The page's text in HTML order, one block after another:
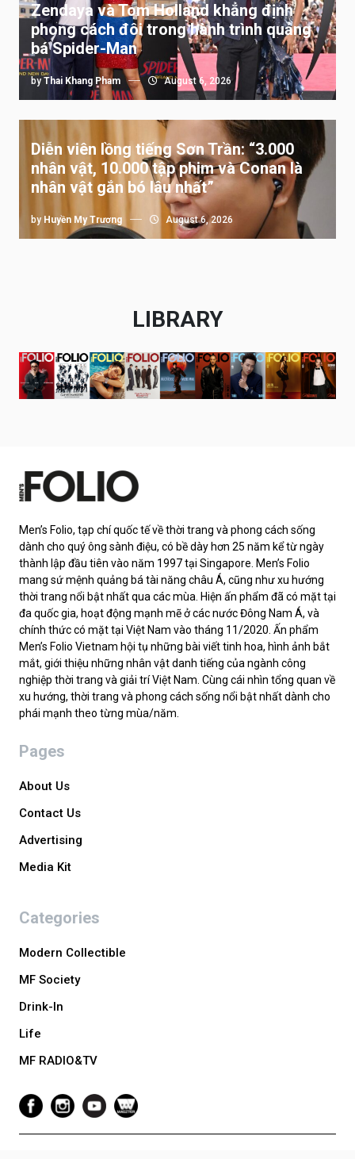
Zendaya và Tom Holland khẳng định
phong cách đôi trong hành trình quảng
bá Spider-Man
by Thai Khang Pham August 6, 2026
Diễn viên lồng tiếng Sơn Trần: “3.000
nhân vật, 10.000 tập phim và Conan là
nhân vật gắn bó lâu nhất”
by Huyền My Trương August 6, 2026
LIBRARY
Men’s Folio, tạp chí quốc tế về thời trang và phong cách sống
dành cho quý ông sành điệu, có bề dày hơn 25 năm kể từ ngày
thành lập đầu tiên vào năm 1997 tại Singapore. Men’s Folio
mang sứ mệnh quảng bá tài năng châu Á, cũng như xu hướng
thời trang nổi bật nhất qua các mùa. Hiện ấn phẩm đã có mặt tại
đa quốc gia, hoạt động mạnh mẽ ở các nước Đông Nam Á, và
chính thức có mặt tại Việt Nam vào tháng 11/2020. Ấn phẩm
Men’s Folio Vietnam hội tụ những bài viết tinh hoa, hình ảnh bắt
mắt, giới thiệu những nhân vật danh tiếng của ngành công
nghiệp thời trang và giải trí Việt Nam. Cùng cái nhìn tổng quan về
xu hướng, thời trang và phong cách sống nổi bật nhất dành cho
phái mạnh theo từng mùa/năm.
Pages
About Us
Contact Us
Advertising
Media Kit
Categories
Modern Collectible
MF Society
Drink-In
Life
MF RADIO&TV